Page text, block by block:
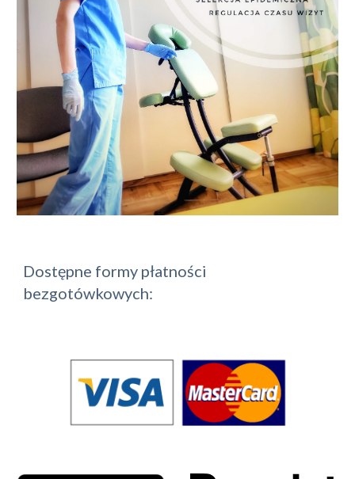
Dostępne formy płatności
bezgotówkowych: